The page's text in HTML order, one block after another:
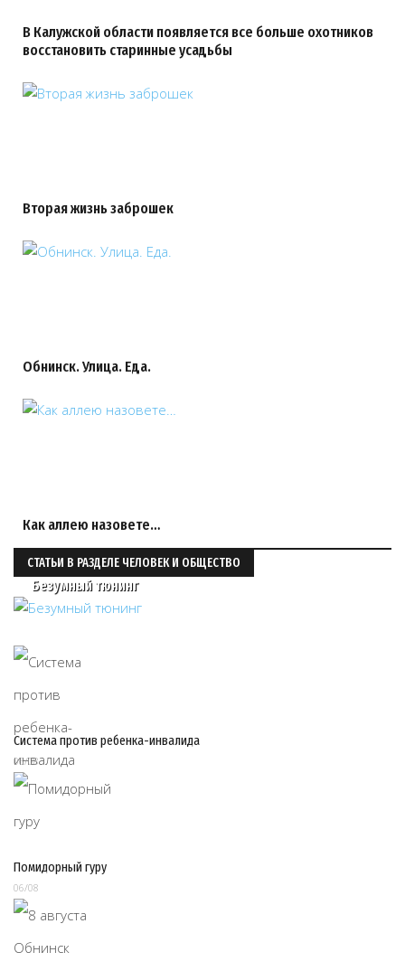
В Калужской области появляется все больше охотников
восстановить старинные усадьбы
Вторая жизнь заброшек
Обнинск. Улица. Еда.
Как аллею назовете…
СТАТЬИ В РАЗДЕЛЕ ЧЕЛОВЕК И ОБЩЕСТВО
Безумный тюнинг
Система против ребенка-инвалида
06/08
Помидорный гуру
06/08